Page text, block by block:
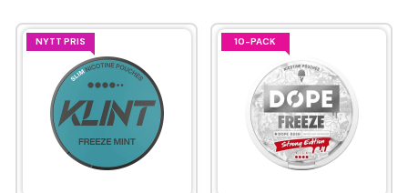
NYTT PRIS 10-PACK